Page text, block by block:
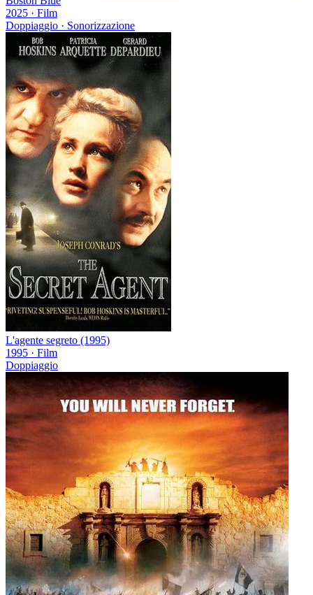
2025 · Film
Doppiaggio · Sonorizzazione
L'agente segreto (1995)
1995 · Film
Doppiaggio